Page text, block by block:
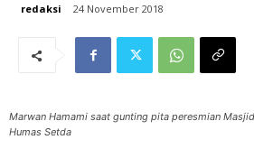
redaksi 24 November 2018
Marwan Hamami saat gunting pita peresmian
Humas Setda